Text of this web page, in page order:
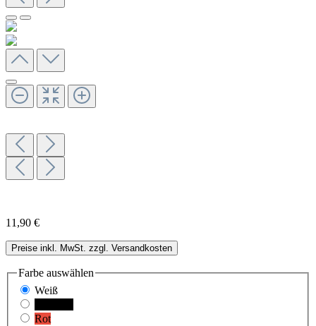
11,90 €
Preise inkl. MwSt. zzgl. Versandkosten
Farbe auswählen
Weiß
Rot